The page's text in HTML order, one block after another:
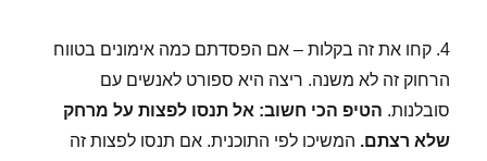
4. קחו את זה בקלות – אם הפסדתם כמה אימונים בטווח
הרחוק זה לא משנה. ריצה היא ספורט לאנשים עם
סובלנות. הטיפ הכי חשוב: אל תנסו לפצות על מרחק
שלא רצתם. המשיכו לפי התוכנית. אם תנסו לפצות זה